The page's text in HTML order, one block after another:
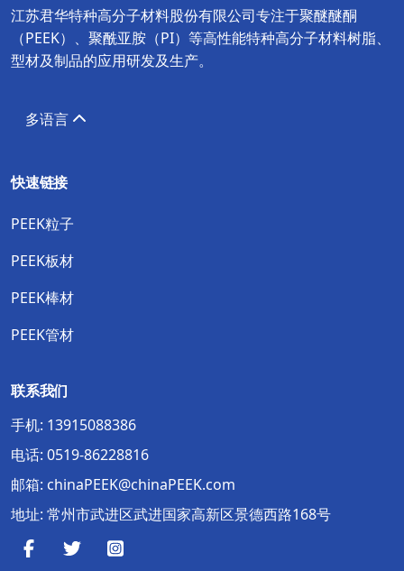
江苏君华特种高分子材料股份有限公司专注于聚醚醚酮
（PEEK）、聚酰亚胺（PI）等高性能特种高分子材料树脂、
型材及制品的应用研发及生产。
多语言
快速链接
PEEK粒子
PEEK板材
PEEK棒材
PEEK管材
联系我们
手机: 13915088386
电话: 0519-86228816
邮箱: chinaPEEK@chinaPEEK.com
地址: 常州市武进区武进国家高新区景德西路168号